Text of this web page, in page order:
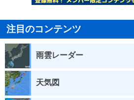
注目のコンテンツ
雨雲レーダー
天気図